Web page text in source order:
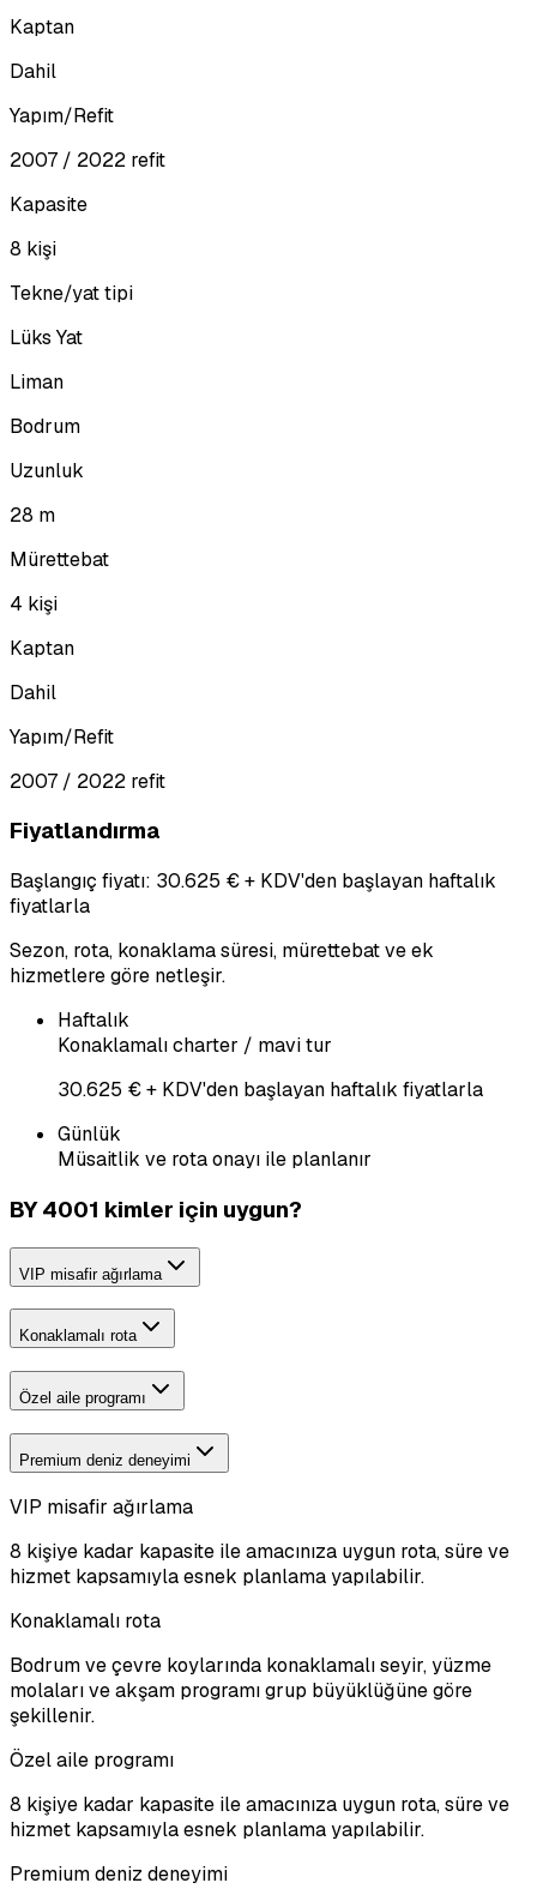
Kaptan
Dahil
Yapım/Refit
2007 / 2022 refit
Kapasite
8 kişi
Tekne/yat tipi
Lüks Yat
Liman
Bodrum
Uzunluk
28 m
Mürettebat
4 kişi
Kaptan
Dahil
Yapım/Refit
2007 / 2022 refit
Fiyatlandırma
Başlangıç fiyatı: 30.625 € + KDV'den başlayan haftalık
fiyatlarla
Sezon, rota, konaklama süresi, mürettebat ve ek
hizmetlere göre netleşir.
Haftalık
Konaklamalı charter / mavi tur
30.625 € + KDV'den başlayan haftalık fiyatlarla
Günlük
Müsaitlik ve rota onayı ile planlanır
BY 4001 kimler için uygun?
VIP misafir ağırlama
Konaklamalı rota
Özel aile programı
Premium deniz deneyimi
VIP misafir ağırlama
8 kişiye kadar kapasite ile amacınıza uygun rota, süre ve
hizmet kapsamıyla esnek planlama yapılabilir.
Konaklamalı rota
Bodrum ve çevre koylarında konaklamalı seyir, yüzme
molaları ve akşam programı grup büyüklüğüne göre
şekillenir.
Özel aile programı
8 kişiye kadar kapasite ile amacınıza uygun rota, süre ve
hizmet kapsamıyla esnek planlama yapılabilir.
Premium deniz deneyimi